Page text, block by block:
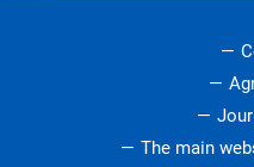
The main